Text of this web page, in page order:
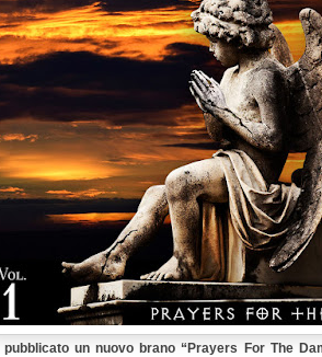
pubblicato un nuovo brano “Prayers For The